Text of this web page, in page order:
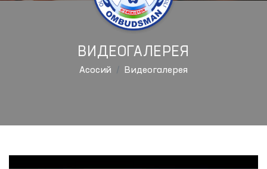
ВИДЕОГАЛЕРЕЯ
Aсосий Видеогалерея